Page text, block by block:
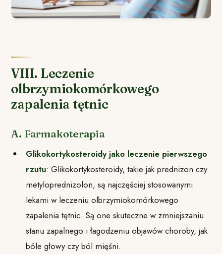
VIII. Leczenie
olbrzymiokomórkowego
zapalenia tętnic
A. Farmakoterapia
Glikokortykosteroidy jako leczenie pierwszego
rzutu: Glikokortykosteroidy, takie jak prednizon czy
metyloprednizolon, są najczęściej stosowanymi
lekami w leczeniu olbrzymiokomórkowego
zapalenia tętnic. Są one skuteczne w zmniejszaniu
stanu zapalnego i łagodzeniu objawów choroby, jak
bóle głowy czy ból mięśni.